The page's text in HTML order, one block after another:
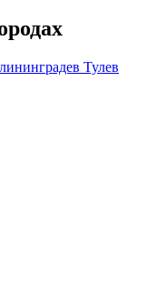
в Тулев